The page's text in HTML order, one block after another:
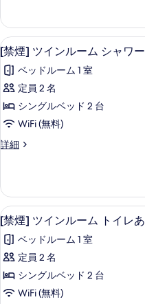
べ
て
の
写
真
を
示
る
細
バ
ス・
ト
イ
レ
共
用
の
て
の
写
真
を
表
ン
ル
ー
ム
バ
ス・
イ
レ
用
[禁
煙]
ツ
イ
ン
ー
シ
ャ
ワ
ー・
ト
イ
レ
9
[禁煙] ツインルーム シャワ
ベッドルーム 1 室
定員 2 名
シングルベッド 2 台
WiFi (無料)
詳細
[禁
ン
ル
ー
ム
シ
ャ
ー・
ト
[禁
煙]
ツ
イ
ン
7
[禁煙] ツインルーム トイレ
ベッドルーム 1 室
定員 2 名
シングルベッド 2 台
WiFi (無料)